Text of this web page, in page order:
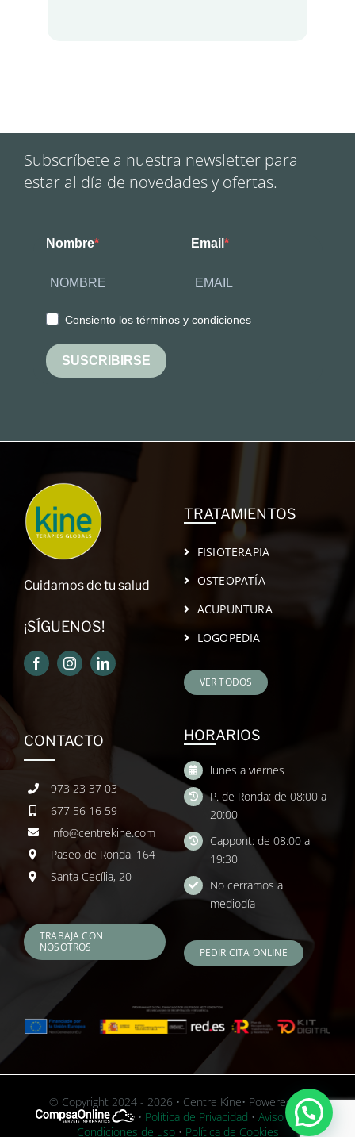
Subscríbete a nuestra newsletter para
estar al día de novedades y ofertas.
Nombre Email
Consiento los términos y condiciones
SUSCRIBIRSE
Cuidamos de tu salud
¡SÍGUENOS!
TRATAMIENTOS
FISIOTERAPIA
OSTEOPATÍA
ACUPUNTURA
LOGOPEDIA
VER TODOS
CONTACTO
973 23 37 03
677 56 16 59
info@centrekine.com
Paseo de Ronda, 164
Santa Cecília, 20
TRABAJA CON
NOSOTROS
HORARIOS
lunes a viernes
P. de Ronda: de 08:00 a
20:00
Cappont: de 08:00 a
19:30
No cerramos al
mediodía
PEDIR CITA ONLINE
© Copyright 2024 - 2026 • Centre Kine• Powered by
• Política de Privacidad • Aviso Legal y
Condiciones de uso• Política de Cookies